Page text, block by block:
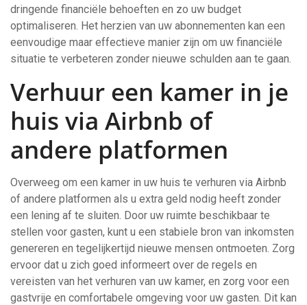
dringende financiële behoeften en zo uw budget
optimaliseren. Het herzien van uw abonnementen kan een
eenvoudige maar effectieve manier zijn om uw financiële
situatie te verbeteren zonder nieuwe schulden aan te gaan.
Verhuur een kamer in je
huis via Airbnb of
andere platformen
Overweeg om een kamer in uw huis te verhuren via Airbnb
of andere platformen als u extra geld nodig heeft zonder
een lening af te sluiten. Door uw ruimte beschikbaar te
stellen voor gasten, kunt u een stabiele bron van inkomsten
genereren en tegelijkertijd nieuwe mensen ontmoeten. Zorg
ervoor dat u zich goed informeert over de regels en
vereisten van het verhuren van uw kamer, en zorg voor een
gastvrije en comfortabele omgeving voor uw gasten. Dit kan